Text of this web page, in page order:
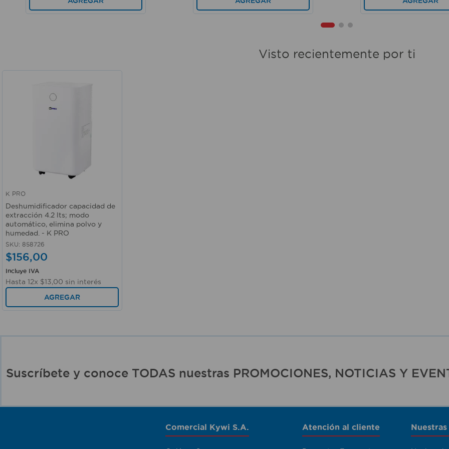
Visto recientemente por ti
K PRO
Deshumidificador capacidad de
extracción 4.2 lts; modo
automático, elimina polvo y
humedad. - K PRO
SKU: 858726
$156,00
Incluye IVA
Hasta 12x $13,00 sin interés
AGREGAR
Suscríbete y conoce TODAS nuestras PROMOCIONES, NOTICIAS Y
Comercial Kywi S.A. Atención al cliente